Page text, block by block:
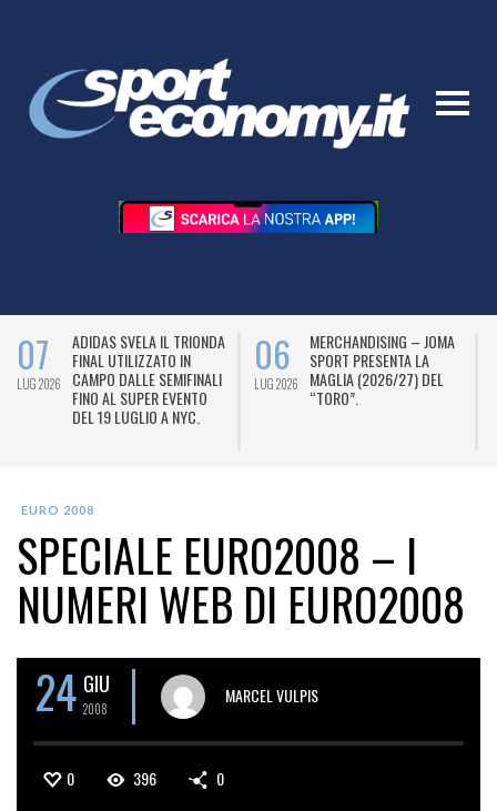
07
LUG 2026
ADIDAS SVELA IL TRIONDA
FINAL UTILIZZATO IN
CAMPO DALLE SEMIFINALI
FINO AL SUPER EVENTO
DEL 19 LUGLIO A NYC.
06
LUG 2026
MERCHANDISING – JOMA
SPORT PRESENTA LA
MAGLIA (2026/27) DEL
“TORO”.
EURO 2008
SPECIALE EURO2008 – I
NUMERI WEB DI EURO2008
24 GIU
2008
MARCEL VULPIS
0 396 0